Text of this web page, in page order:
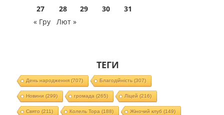
27
28 29 30
31
« Гру
Лют »
ТЕГИ
День народження(707) Благодійність (307)
Новини (299) громада (265) Ліцей (216)
Свято (211) Колель Тора (188) Жіночий клуб (149)